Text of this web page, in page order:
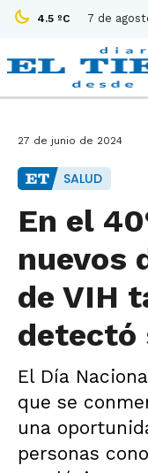
4.5 ºC 7 de
27 de junio de 2024
SALUD
En el
nuevos
de VIH
El Día
que se
una
personas